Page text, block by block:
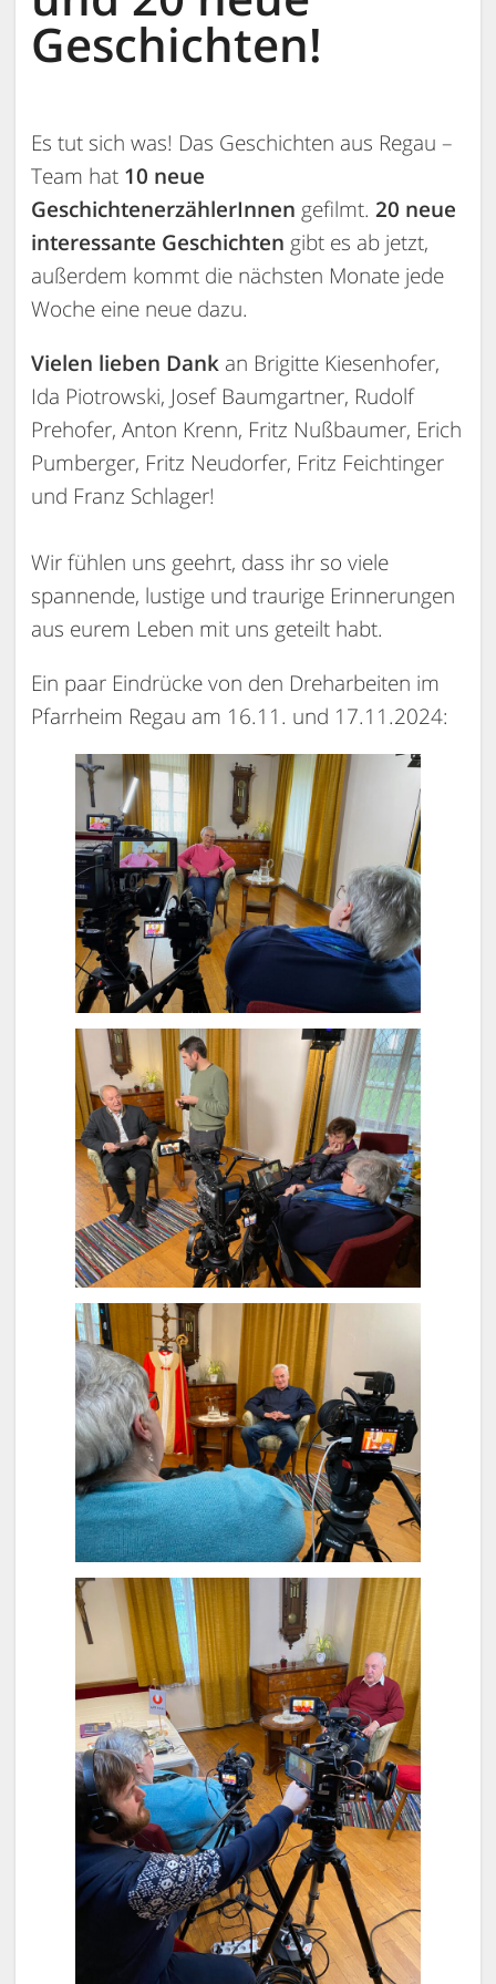
Geschichten!
Es tut sich was! Das Geschichten aus Regau –
Team hat 10 neue
GeschichtenerzählerInnen gefilmt. 20 neue
interessante Geschichten gibt es ab jetzt,
außerdem kommt die nächsten Monate jede
Woche eine neue dazu.
Vielen lieben Dank an Brigitte Kiesenhofer,
Ida Piotrowski, Josef Baumgartner, Rudolf
Prehofer, Anton Krenn, Fritz Nußbaumer, Erich
Pumberger, Fritz Neudorfer, Fritz Feichtinger
und Franz Schlager!
Wir fühlen uns geehrt, dass ihr so viele
spannende, lustige und traurige Erinnerungen
aus eurem Leben mit uns geteilt habt.
Ein paar Eindrücke von den Dreharbeiten im
Pfarrheim Regau am 16.11. und 17.11.2024: